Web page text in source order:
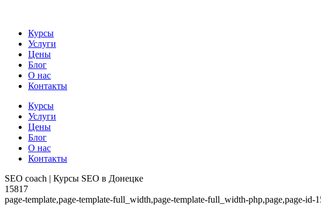
Курсы
Услуги
Цены
Блог
О нас
Контакты
Курсы
Услуги
Цены
Блог
О нас
Контакты
SEO coach | Курсы SEO в Донецке
15817
page-template,page-template-full_width,page-template-full_width-php,page,page-